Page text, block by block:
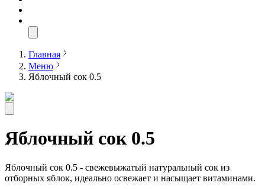
Главная
Меню
Яблочный сок 0.5
Яблочный сок 0.5
Яблочный сок 0.5 - свежевыжатый натуральный сок из
отборных яблок, идеально освежает и насыщает витаминами.